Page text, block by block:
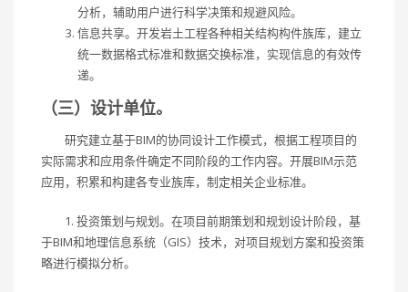
分析，辅助用户进行科学决策和规避风险。
信息共享。开发岩土工程各种相关结构构件族库，建立
统一数据格式标准和数据交换标准，实现信息的有效传
递。
（三）设计单位。
研究建立基于BIM的协同设计工作模式，根据工程项目的
实际需求和应用条件确定不同阶段的工作内容。开展BIM示范
应用，积累和构建各专业族库，制定相关企业标准。
1. 投资策划与规划。在项目前期策划和规划设计阶段，基
于BIM和地理信息系统（GIS）技术，对项目规划方案和投资策
略进行模拟分析。